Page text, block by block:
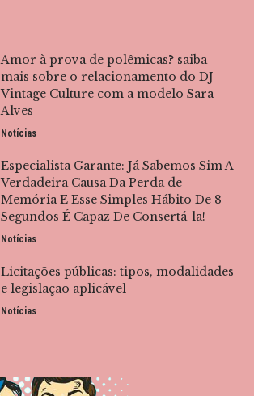
Amor à prova de polêmicas? saiba
mais sobre o relacionamento do DJ
Vintage Culture com a modelo Sara
Alves
Notícias
Especialista Garante: Já Sabemos Sim A
Verdadeira Causa Da Perda de
Memória E Esse Simples Hábito De 8
Segundos É Capaz De Consertá-la!
Notícias
Licitações públicas: tipos, modalidades
e legislação aplicável
Notícias